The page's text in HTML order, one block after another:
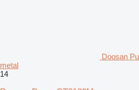
Doosan
metal
14